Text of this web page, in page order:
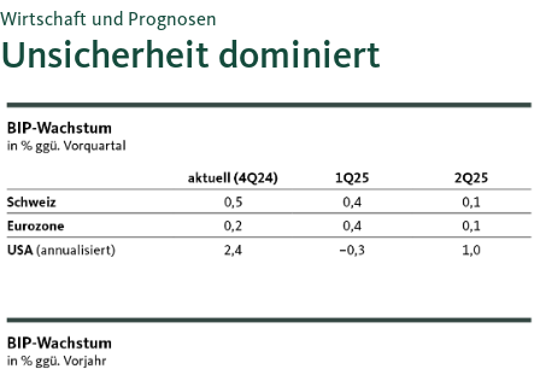
Wirtschaft und Prognosen
Unsicherheit dominiert